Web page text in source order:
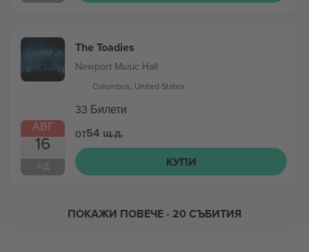
АВГ
16
НД
The Toadies
Newport Music Hall
Columbus, United States
33 Билети
от54 щ.д.
КУПИ
ПОКАЖИ ПОВЕЧЕ- 20 СЪБИТИЯ